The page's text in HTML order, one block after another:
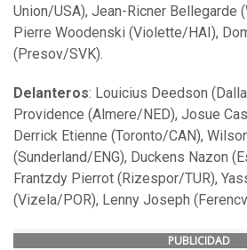
Union/USA), Jean-Ricner Bellegarde
Pierre Woodenski (Violette/HAI),
(Presov/SVK).
Delanteros: Louicius Deedson
Providence (Almere/NED), Josue
Derrick Etienne (Toronto/CAN),
(Sunderland/ENG), Duckens Nazon
Frantzdy Pierrot (Rizespor/TUR),
(Vizela/POR), Lenny Joseph
PUBLICIDAD